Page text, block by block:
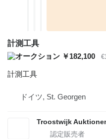
計測工具
￥182,100
計測工具
ドイツ, St. Georgen
Troostwijk